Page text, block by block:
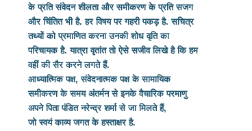
के प्रति संवेदन शीलता और समीकरण के प्रति सजग
और चिंतित भी है. हर विषय पर गहरी पकड़ है. सचित्र
तथ्यों को प्रमाणित करना उनकी शोध वृति का
परिचायक है. यात्रा वृतांत तो ऐसे सजीव लिखे है कि हम
वहीं की सैर करने लगते हैं.
आध्यात्मिक पक्ष, संवेदनात्मक पक्ष के सामायिक
समीकरण के समय अंतर्मन से इनके वैचारिक परमाणु
अपने पिता पंडित नरेन्द्र शर्मा सेजा मिलते हैं,
जो स्वयं काव्य जगत के हस्ताक्षर है.